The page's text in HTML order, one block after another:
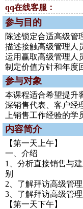
qq在线客服：
参与目的
陈述锁定合适高级管
描述接触高级管理人
运用赢取高级管理人
制定价值方针和年度
参与对象
本课程适合希望提升
深销售代表、客户经
上销售工作经验的学
内容简介
【第一天上午】
一、介绍
1、分析直接销售与
别
2、了解拜访高级管
3、了解拜访高级管
【第一天下午】